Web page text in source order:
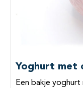
Yoghurt met
Een bakje yoghurt